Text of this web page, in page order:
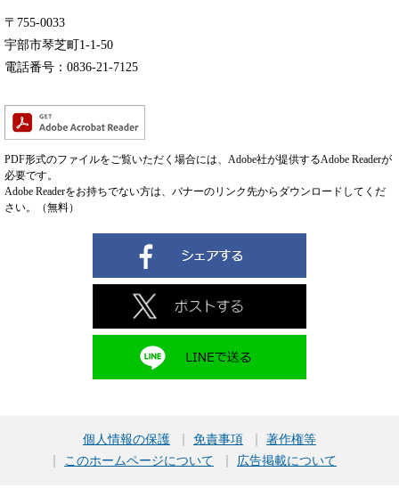
〒755-0033
宇部市琴芝町1-1-50
電話番号：0836-21-7125
PDF形式のファイルをご覧いただく場合には、Adobe社が提供するAdobe Readerが
必要です。
Adobe Readerをお持ちでない方は、バナーのリンク先からダウンロードしてくだ
さい。（無料）
個人情報の保護 免責事項
著作権等
このホームページについて
広告掲載について